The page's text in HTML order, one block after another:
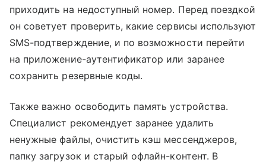
приходить на недоступный номер. Перед поездкой
он советует проверить, какие сервисы используют
SMS-подтверждение, и по возможности перейти
на приложение-аутентификатор или заранее
сохранить резервные коды.
Также важно освободить память устройства.
Специалист рекомендует заранее удалить
ненужные файлы, очистить кэш мессенджеров,
папку загрузок и старый офлайн-контент. В